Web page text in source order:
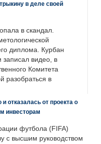
в деле своей
в скандал.
диплома. Курбан
записал видео, в
Комитета
разобраться в
отказалась от проекта о
инвесторам
футбола (FIFA)
с высшим руководством